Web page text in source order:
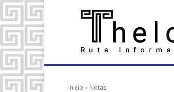
Inicio Notas